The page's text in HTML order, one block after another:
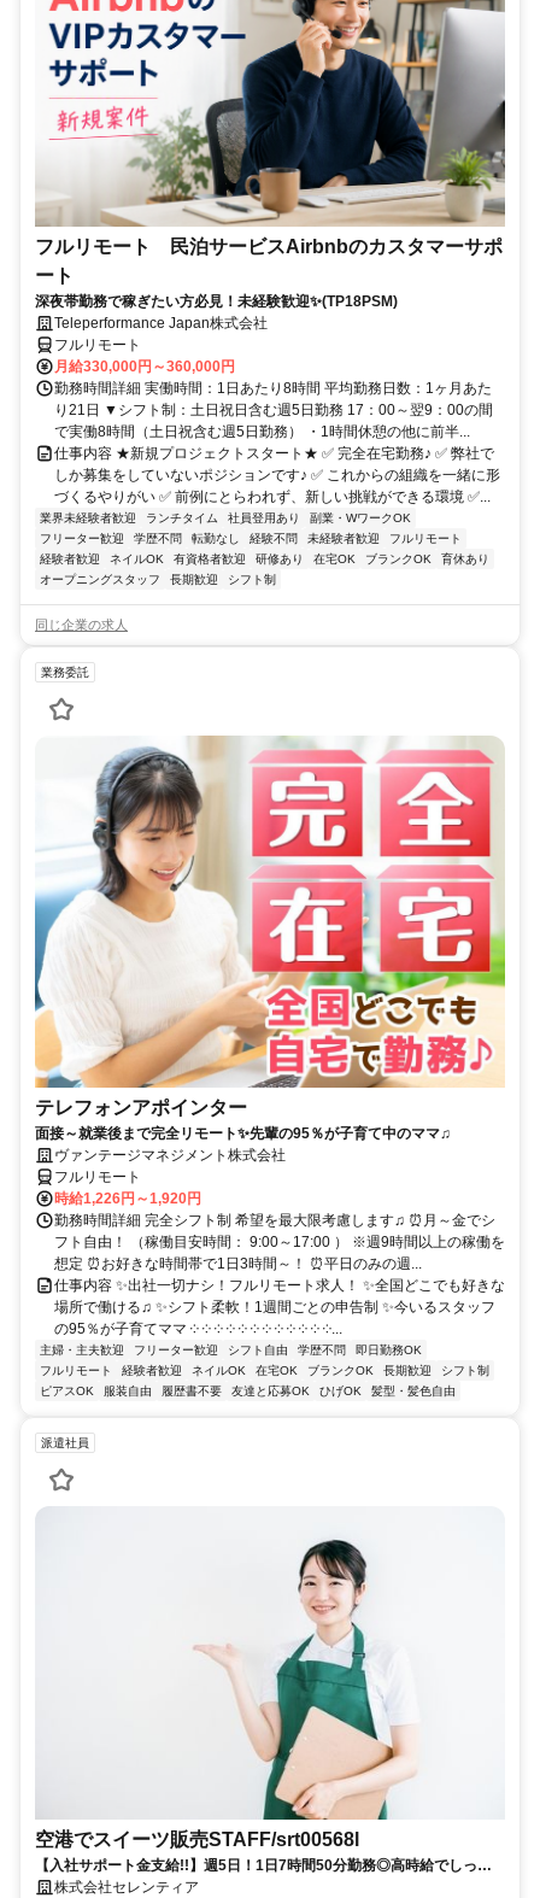
フルリモート 民泊サービスAirbnbのカスタマーサポ
ート
深夜帯勤務で稼ぎたい方必見！未経験歓迎✨(TP18PSM)
Teleperformance Japan株式会社
フルリモート
月給330,000円～360,000円
勤務時間詳細 実働時間：1日あたり8時間 平均勤務日数：1ヶ月あた
り21日 ▼シフト制：土日祝日含む週5日勤務 17：00～翌9：00の間
で実働8時間（土日祝含む週5日勤務） ・1時間休憩の他に前半...
仕事内容 ★新規プロジェクトスタート★ ✅ 完全在宅勤務♪ ✅ 弊社で
しか募集をしていないポジションです♪ ✅ これからの組織を一緒に形
づくるやりがい ✅ 前例にとらわれず、新しい挑戦ができる環境 ✅...
業界未経験者歓迎 ランチタイム 社員登用あり
副業・WワークOK
フリーター歓迎
学歴不問 転勤なし 経験不問 未経験者歓迎
フルリモート
経験者歓迎
ネイルOK 有資格者歓迎 研修あり 在宅OK ブランクOK
育休あり
オープニングスタッフ
長期歓迎 シフト制
同じ企業の求人
業務委託
テレフォンアポインター
面接～就業後まで完全リモート✨先輩の95％が子育て中のママ♫
ヴァンテージマネジメント株式会社
フルリモート
時給1,226円～1,920円
勤務時間詳細 完全シフト制 希望を最大限考慮します♫ ⏰月～金でシ
フト自由！ （稼働目安時間： 9:00～17:00 ） ※週9時間以上の稼働を
想定 ⏰お好きな時間帯で1日3時間～！ ⏰平日のみの週...
仕事内容 ✨出社一切ナシ！フルリモート求人！ ✨全国どこでも好きな
場所で働ける♫ ✨シフト柔軟！1週間ごとの申告制 ✨今いるスタッフ
の95％が子育てママ ༶ ༶ ༶ ༶ ༶ ༶ ༶ ༶ ༶ ༶ ༶ ༶...
主婦・主夫歓迎 フリーター歓迎 シフト自由 学歴不問
即日勤務OK
フルリモート
経験者歓迎 ネイルOK 在宅OK ブランクOK 長期歓迎
シフト制
ピアスOK
服装自由 履歴書不要 友達と応募OK ひげOK 髪型・髪色自由
派遣社員
空港でスイーツ販売STAFF/srt00568l
【入社サポート金支給!!】週5日！1日7時間50分勤務◎高時給でしっか
り稼げる！
株式会社セレンティア